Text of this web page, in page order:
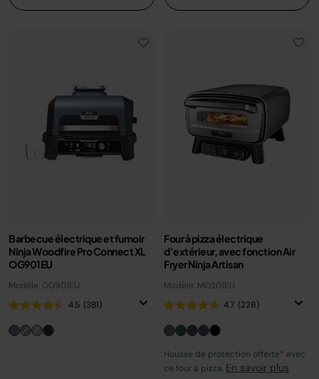
Barbecue électrique et fumoir
Ninja Woodfire Pro Connect XL
OG901EU
Modèle: OG901EU
4.5 (381)
Four à pizza électrique
d’extérieur, avec fonction Air
Fryer Ninja Artisan
Modèle: MO201EU
4.7 (226)
Housse de protection offerte* avec
ce four à pizza. En savoir plus